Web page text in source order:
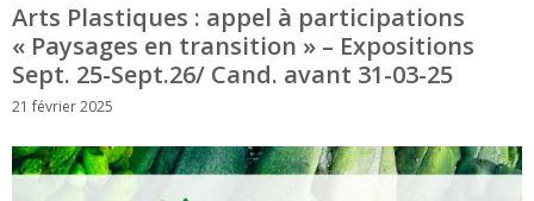
Arts Plastiques : appel à participations
« Paysages en transition » – Expositions
Sept. 25-Sept.26/ Cand. avant 31-03-25
21 février 2025